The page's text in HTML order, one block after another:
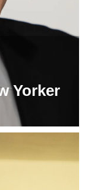
Yorker